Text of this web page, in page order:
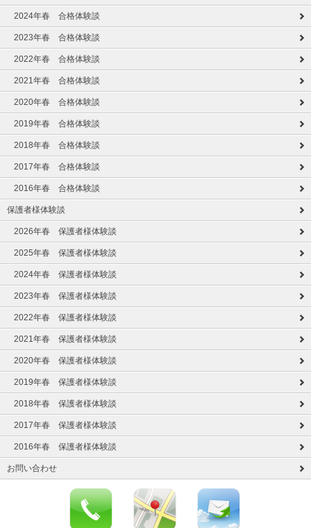
2024年春 合格体験談
2023年春 合格体験談
2022年春 合格体験談
2021年春 合格体験談
2020年春 合格体験談
2019年春 合格体験談
2018年春 合格体験談
2017年春 合格体験談
2016年春 合格体験談
保護者様体験談
2026年春 保護者様体験談
2025年春 保護者様体験談
2024年春 保護者様体験談
2023年春 保護者様体験談
2022年春 保護者様体験談
2021年春 保護者様体験談
2020年春 保護者様体験談
2019年春 保護者様体験談
2018年春 保護者様体験談
2017年春 保護者様体験談
2016年春 保護者様体験談
お問い合わせ